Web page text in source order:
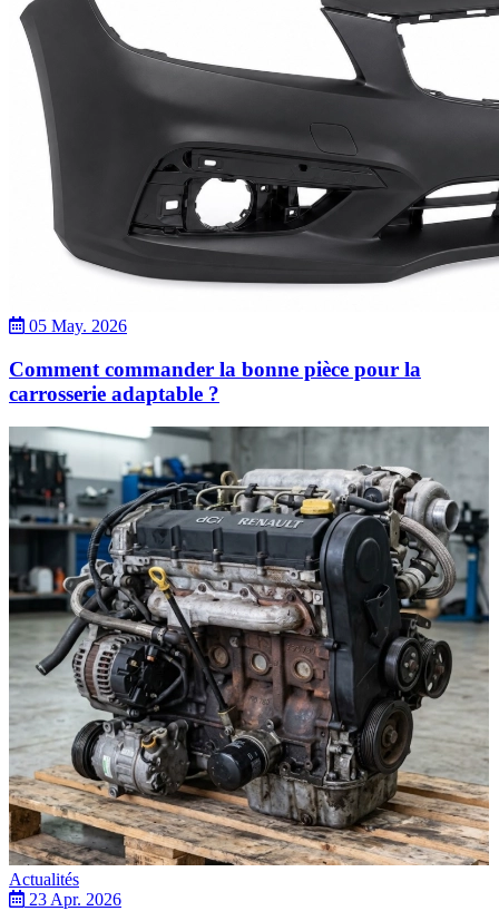
05 May. 2026
Comment commander la bonne pièce pour la
carrosserie adaptable ?
Actualités
23 Apr. 2026